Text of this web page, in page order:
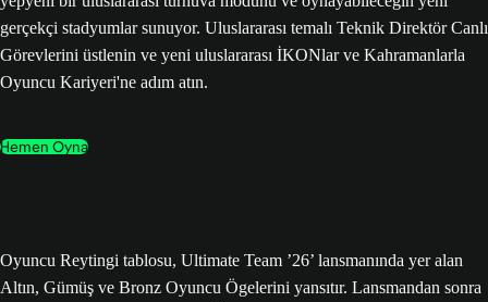
gerçekçi stadyumlar sunuyor. Uluslararası temalı Teknik Direktör Canlı
Görevlerini üstlenin ve yeni uluslararası İKONlar ve Kahramanlarla
Oyuncu Kariyeri'ne adım atın.
Hemen Oyna
Oyuncu Reytingi tablosu, Ultimate Team ’26’ lansmanında yer alan
Altın, Gümüş ve Bronz Oyuncu Ögelerini yansıtır. Lansmandan sonra